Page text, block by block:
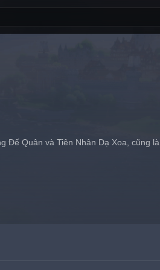
Đế Quân và Tiên Nhân Dạ Xoa, cũng